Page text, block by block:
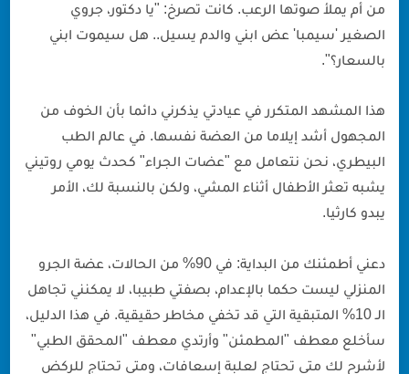
من أم يملأ صوتها الرعب. كانت تصرخ: "يا دكتور، جروي
الصغير 'سيمبا' عض ابني والدم يسيل.. هل سيموت ابني
بالسعار؟".
هذا المشهد المتكرر في عيادتي يذكرني دائما بأن الخوف من
المجهول أشد إيلاما من العضة نفسها. في عالم الطب
البيطري، نحن نتعامل مع "عضات الجراء" كحدث يومي روتيني
يشبه تعثر الأطفال أثناء المشي، ولكن بالنسبة لك، الأمر
يبدو كارثيا.
دعني أطمئنك من البداية: في 90% من الحالات، عضة الجرو
المنزلي ليست حكما بالإعدام، بصفتي طبيبا، لا يمكنني تجاهل
الـ 10% المتبقية التي قد تخفي مخاطر حقيقية. في هذا الدليل،
سأخلع معطف "المطمئن" وأرتدي معطف "المحقق الطبي"
لأشرح لك متى تحتاج لعلبة إسعافات، ومتى تحتاج للركض